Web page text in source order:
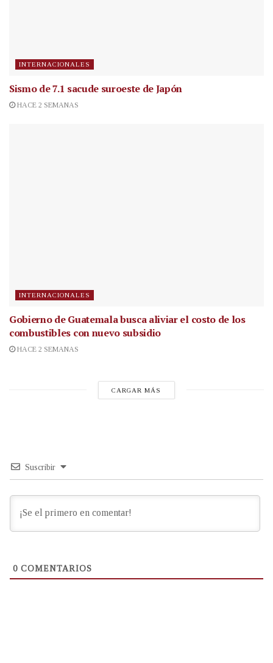
INTERNACIONALES
Sismo de 7.1 sacude suroeste de Japón
HACE 2 SEMANAS
INTERNACIONALES
Gobierno de Guatemala busca aliviar el costo de los
combustibles con nuevo subsidio
HACE 2 SEMANAS
CARGAR MÁS
Suscribir
0 COMENTARIOS